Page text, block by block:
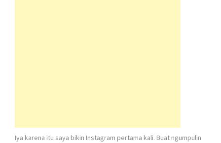
Iya karena itu saya bikin Instagram pertama kali. Buat ngumpulin